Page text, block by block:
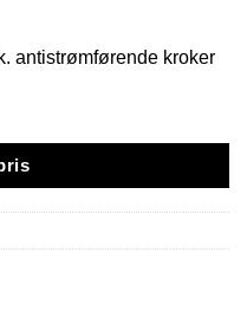
antistrømførende kroker